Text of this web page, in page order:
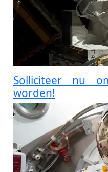
Solliciteer nu
worden!